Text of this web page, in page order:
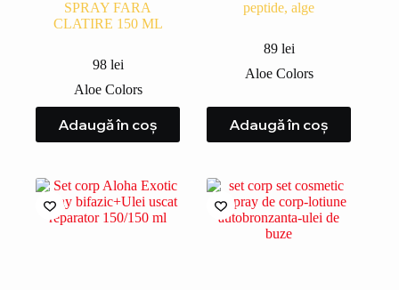
SPRAY FARA
CLATIRE 150 ML
98 lei
Aloe Colors
Adaugă în coș
peptide, alge
89 lei
Aloe Colors
Adaugă în coș